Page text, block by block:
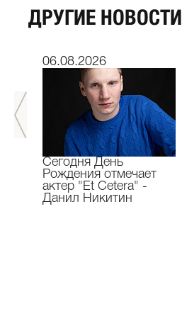
ДРУГИЕ НОВОСТИ
06.08.2026
Сегодня День
Рождения отмечает
актер "Et Cetera" -
Данил Никитин